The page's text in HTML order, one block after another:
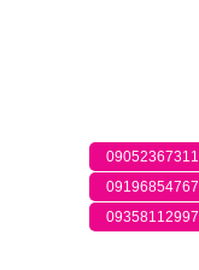
09052367311
09196854767
09358112997